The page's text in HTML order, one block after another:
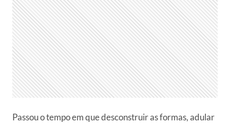
Passou o tempo em que desconstruir as formas, adular